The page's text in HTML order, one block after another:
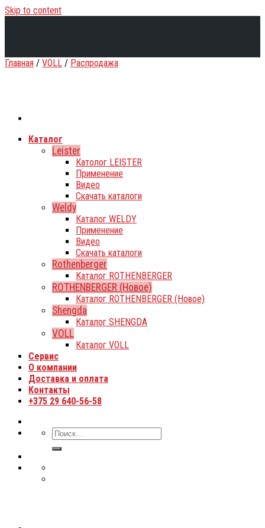
Skip to content
Каталог
Leister
Католог LEISTER
Применение
Видео
Скачать каталоги
Weldy
Каталог WELDY
Применение
Видео
Скачать каталоги
Rothenberger
Каталог ROTHENBERGER
ROTHENBERGER (Новое)
Каталог ROTHENBERGER (Новое)
Shengda
Каталог SHENGDA
VOLL
Каталог VOLL
Сервис
О компании
Доставка и оплата
Контакты
+375 29 640-56-58
Главная / VOLL / Распродажа